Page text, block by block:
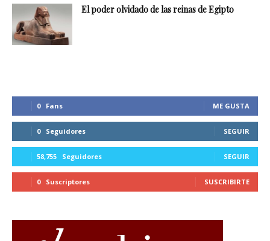
El poder olvidado de las reinas de Egipto
0 Fans ME GUSTA
0 Seguidores SEGUIR
58,755 Seguidores SEGUIR
0 Suscriptores SUSCRIBIRTE